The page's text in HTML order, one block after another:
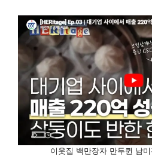
이웃집 백만장자 만두퀸 남